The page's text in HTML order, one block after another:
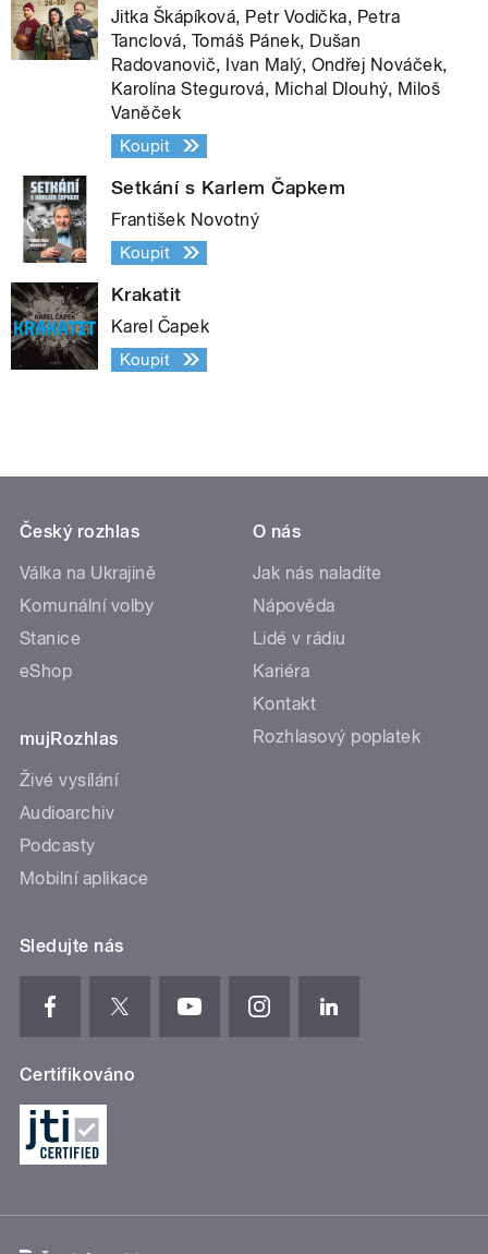
Jitka Škápíková, Petr Vodička, Petra
Tanclová, Tomáš Pánek, Dušan
Radovanovič, Ivan Malý, Ondřej Nováček,
Karolína Stegurová, Michal Dlouhý, Miloš
Vaněček
Koupit
Setkání s Karlem Čapkem
František Novotný
Koupit
Krakatit
Karel Čapek
Koupit
Český rozhlas
Válka na Ukrajině
Komunální volby
Stanice
eShop
mujRozhlas
Živé vysílání
Audioarchiv
Podcasty
Mobilní aplikace
O nás
Jak nás naladíte
Nápověda
Lidé v rádiu
Kariéra
Kontakt
Rozhlasový poplatek
Sledujte nás
Certifikováno